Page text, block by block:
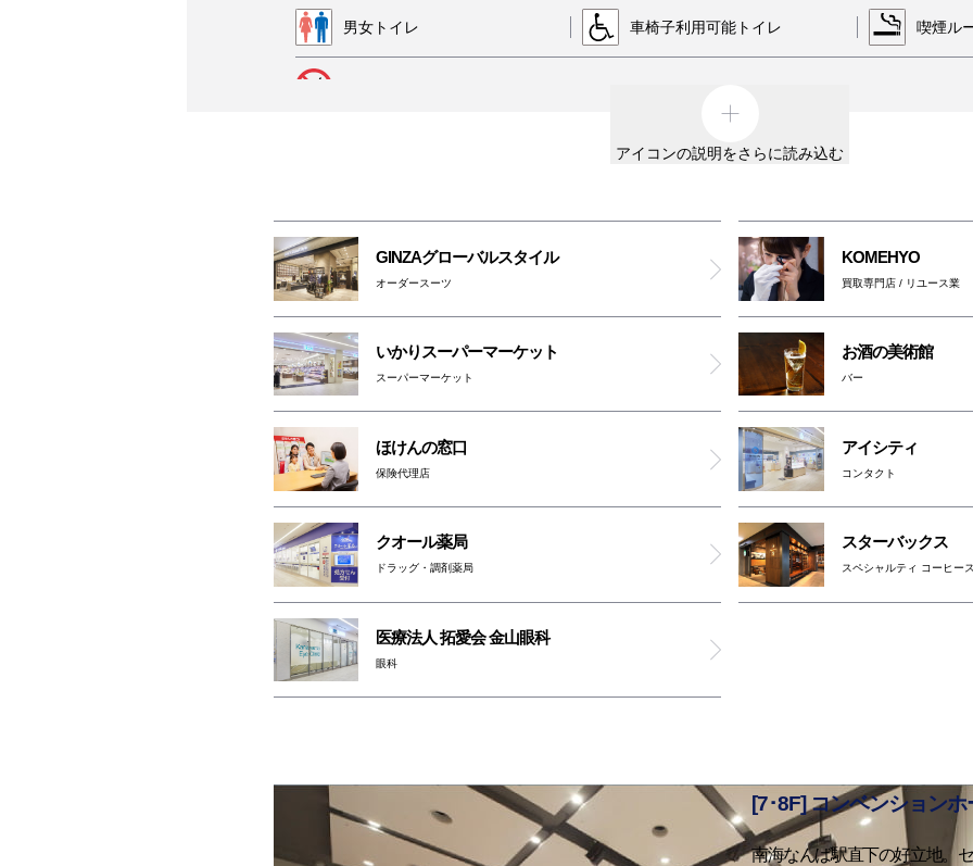
男女トイレ 車椅子利用可能トイレ 喫煙ル
アイコンの説明をさらに読み込む
GINZAグローバルスタイル
オーダースーツ
KOMEHYO
買取専門店 / リユース業
いかりスーパーマーケット
スーパーマーケット
お酒の美術館
バー
ほけんの窓口
保険代理店
アイシティ
コンタクト
クオール薬局
ドラッグ・調剤薬局
スターバックス
スペシャルティ コーヒー
医療法人 拓愛会 金山眼科
眼科
[7･8F] コンベンションホ
南海なんば駅直下の好立地。